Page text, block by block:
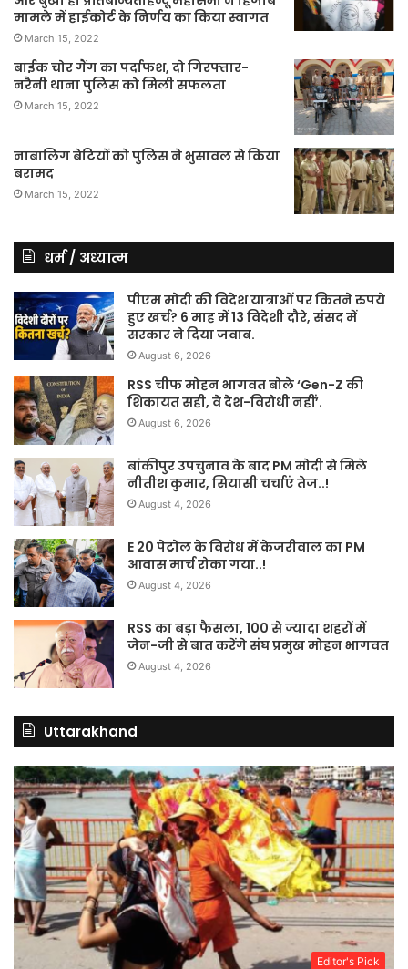
मामले में हाईकोर्ट के निर्णय का किया स्वागत
March 15, 2022
बाईक चोर गैंग का पर्दाफश, दो गिरफ्तार-
नरैनी थाना पुलिस को मिली सफलता
March 15, 2022
नाबालिग बेटियों को पुलिस ने भुसावल से किया
बरामद
March 15, 2022
धर्म / अध्यात्म
पीएम मोदी की विदेश यात्राओं पर कितने रुपये
हुए खर्च? 6 माह में 13 विदेशी दौरे, संसद में
सरकार ने दिया जवाब.
August 6, 2026
RSS चीफ मोहन भागवत बोले ‘Gen-Z की
शिकायत सही, वे देश-विरोधी नहीं’.
August 6, 2026
बांकीपुर उपचुनाव के बाद PM मोदी से मिले
नीतीश कुमार, सियासी चर्चाएं तेज..!
August 4, 2026
E 20 पेट्रोल के विरोध में केजरीवाल का PM
आवास मार्च रोका गया..!
August 4, 2026
RSS का बड़ा फैसला, 100 से ज्यादा शहरों में
जेन-जी से बात करेंगे संघ प्रमुख मोहन भागवत
August 4, 2026
Uttarakhand
Editor's Pick